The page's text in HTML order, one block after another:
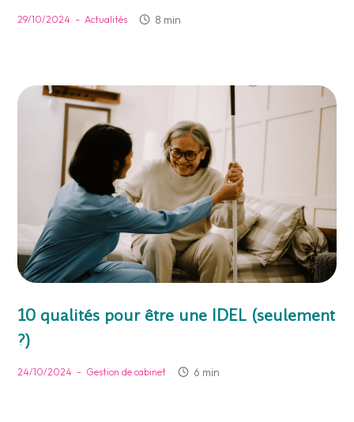
29/10/2024 - Actualités 8 min
10 qualités pour être une IDEL (seulement
?)
24/10/2024 - Gestion de cabinet 6 min